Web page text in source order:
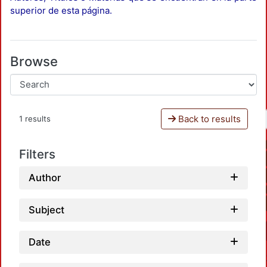
superior de esta página.
Browse
1 results Back to results
Filters
Author
Subject
Date